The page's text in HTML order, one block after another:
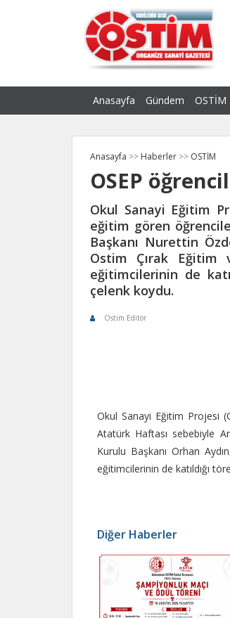
Anasayfa Gündem OSTİM
Anasayfa >> Haberler >> OSTİM
OSEP
Okul Sanayi Eğitim
eğitim gören
Başkanı Nurettin
Ostim Çırak Eğitim
eğitimcilerinin de
çelenk koydu.
Ostim Editör
Okul Sanayi Eğitim Projesi
Atatürk Haftası sebebiyle
Kurulu Başkanı Orhan
eğitimcilerinin de katıldığı
Diğer Haberler